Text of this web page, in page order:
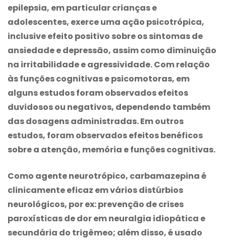
epilepsia, em particular crianças e
adolescentes, exerce uma ação psicotrópica,
inclusive efeito positivo sobre os sintomas de
ansiedade e depressão, assim como diminuição
na irritabilidade e agressividade. Com relação
às funções cognitivas e psicomotoras, em
alguns estudos foram observados efeitos
duvidosos ou negativos, dependendo também
das dosagens administradas. Em outros
estudos, foram observados efeitos benéficos
sobre a atenção, memória e funções cognitivas.
Como agente neurotrópico, carbamazepinaé
clinicamente eficaz em vários distúrbios
neurológicos, por ex: prevenção de crises
paroxísticas de dor em neuralgia idiopática e
secundária do trigêmeo; além disso, é usado